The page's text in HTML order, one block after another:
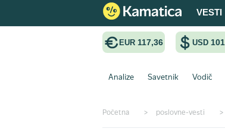
VESTI
EUR 117,36 USD
Analize Savetnik Vodič
Početna > poslovne-vesti >